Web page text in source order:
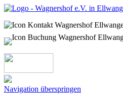
Navigation überspringen